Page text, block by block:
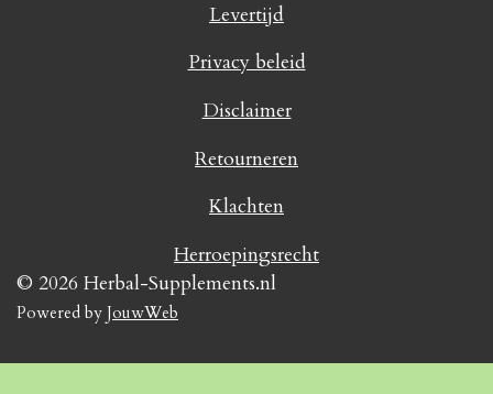
Levertijd
Privacy beleid
Disclaimer
Retourneren
Klachten
Herroepingsrecht
© 2026 Herbal-Supplements.nl
Powered by JouwWeb